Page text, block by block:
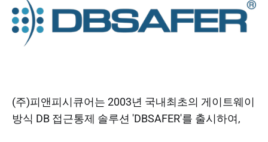
(주)피앤피시큐어는 2003년 국내최초의 게이트웨이
방식 DB 접근통제 솔루션 'DBSAFER'를 출시하여,